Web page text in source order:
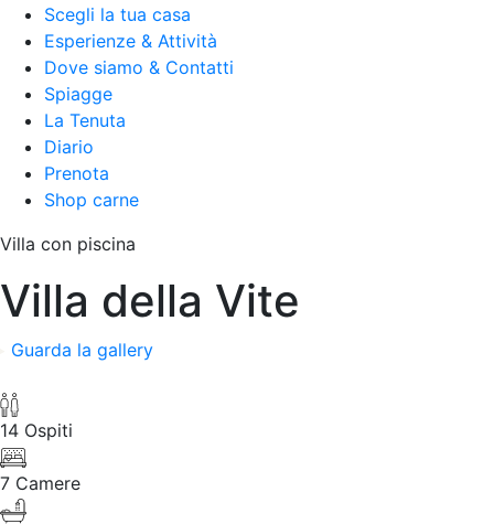
Scegli la tua casa
Esperienze & Attività
Dove siamo & Contatti
Spiagge
La Tenuta
Diario
Prenota
Shop carne
Villa con piscina
Villa della Vite
Guarda la gallery
14 Ospiti
7 Camere